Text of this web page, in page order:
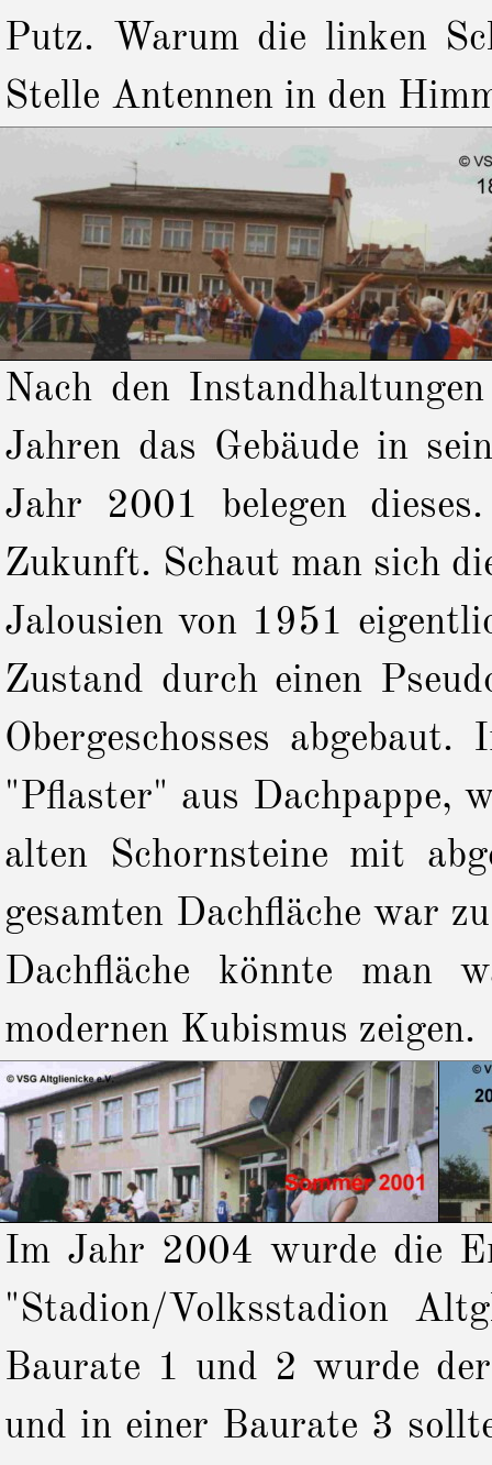
Putz. Warum die linken
Stelle Antennen in den
Nach den
Jahren das Gebäude in
Jahr 2001 belegen
Zukunft. Schaut man sich
Jalousien von 1951
Zustand durch einen
Obergeschosses
"Pflaster" aus Dachpappe,
alten Schornsteine mit
gesamten Dachfläche war
Dachfläche könnte man
modernen Kubismus zeigen.
Im Jahr 2004 wurde die
"Stadion/Volksstadion
Baurate 1 und 2 wurde
und in einer Baurate 3